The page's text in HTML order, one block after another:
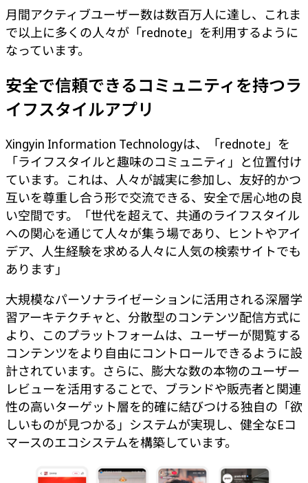
月間アクティブユーザー数は数百万人に達し、これま
で以上に多くの人々が「rednote」を利用するように
なっています。
安全で信頼できるコミュニティを持つラ
イフスタイルアプリ
Xingyin Information Technologyは、「rednote」を
「ライフスタイルと趣味のコミュニティ」と位置付け
ています。これは、人々が誠実に参加し、友好的かつ
互いを尊重し合う形で交流できる、安全で居心地の良
い空間です。「世代を超えて、共通のライフスタイル
への関心を通じて人々が集う場であり、ヒントやアイ
デア、人生経験を求める人々に人気の検索サイトでも
あります」
大規模なパーソナライゼーションに活用される深層学
習アーキテクチャと、分散型のコンテンツ配信方式に
より、このプラットフォームは、ユーザーが閲覧する
コンテンツをより自由にコントロールできるように設
計されています。さらに、膨大な数の本物のユーザー
レビューを活用することで、ブランドや販売者と関連
性の高いターゲット層を的確に結びつける独自の「欲
しいものが見つかる」システムが実現し、健全なEコ
マースのエコシステムを構築しています。